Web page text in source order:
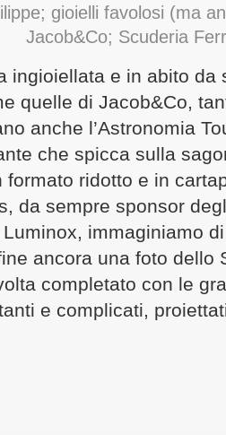
gioielli favolosi (ma
Jacob&Co; Scuderia
ingioiellata e in abito da
quelle di Jacob&Co,
anche l’Astronomia
che spicca sulla
formato ridotto e in
da sempre sponsor
Luminox, immaginiamo
ancora una foto dello
completato con le
e complicati,